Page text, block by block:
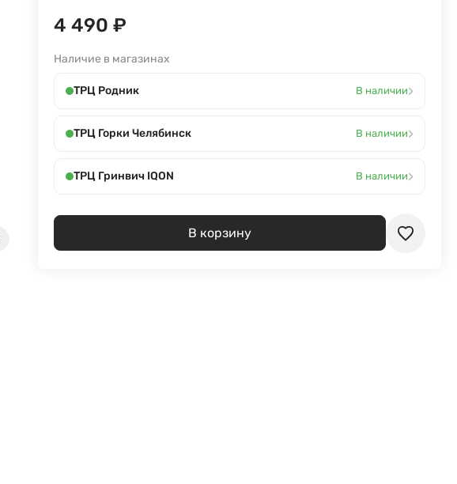
4 490₽
Наличие в магазинах
ТРЦ Родник В наличии›
ТРЦ Горки Челябинск В наличии›
ТРЦ Гринвич IQON В наличии›
В корзину